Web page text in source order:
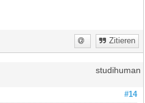
Zitieren
studihuman
#14